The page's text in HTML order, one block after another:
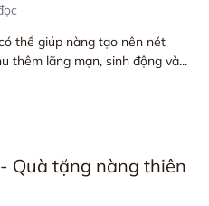
thể giúp nàng tạo nên nét
thêm lãng mạn, sinh động và...
Quà tặng nàng thiên